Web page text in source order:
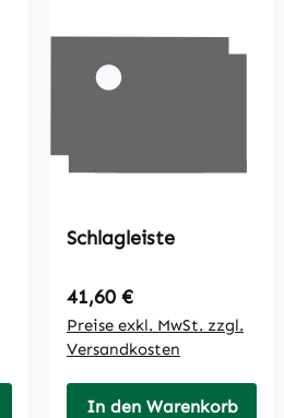
Schlagleiste
Regulärer Preis:
41,60 €
Preise exkl. MwSt. zzgl.
Versandkosten
In den Warenkorb